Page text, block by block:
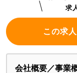
求
この求
会社概要／事業